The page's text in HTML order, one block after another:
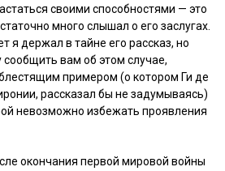
своими способностями — это
много слышал о его заслугах.
я держал в тайне его рассказ, но
сообщить вам об этом случае,
примером (о котором Ги де
рассказал бы не задумываясь)
невозможно избежать проявления
окончания первой мировой войны